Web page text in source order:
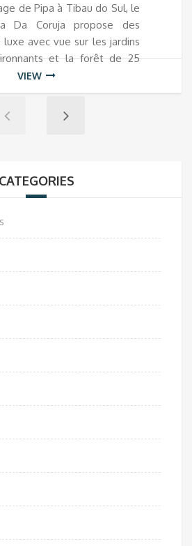
de Pipa à Tibau do Sul, le
Da Coruja propose des
avec vue sur les jardins
et la forêt de 25
VIEW
CATEGORIES